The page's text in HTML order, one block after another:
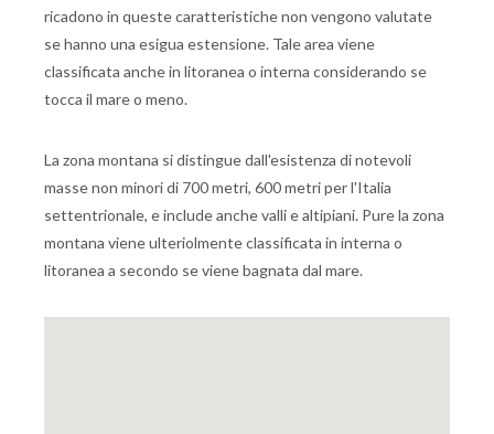
ricadono in queste caratteristiche non vengono valutate
se hanno una esigua estensione. Tale area viene
classificata anche in litoranea o interna considerando se
tocca il mare o meno.
La zona montana si distingue dall'esistenza di notevoli
masse non minori di 700 metri, 600 metri per l'Italia
settentrionale, e include anche valli e altipiani. Pure la zona
montana viene ulteriolmente classificata in interna o
litoranea a secondo se viene bagnata dal mare.